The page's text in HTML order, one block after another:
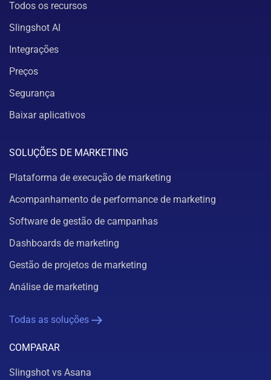
Todos os recursos
Slingshot AI
Integrações
Preços
Segurança
Baixar aplicativos
SOLUÇÕES DE MARKETING
Plataforma de execução de marketing
Acompanhamento de performance de marketing
Software de gestão de campanhas
Dashboards de marketing
Gestão de projetos de marketing
Análise de marketing
Todas as soluções
COMPARAR
Slingshot vs Asana